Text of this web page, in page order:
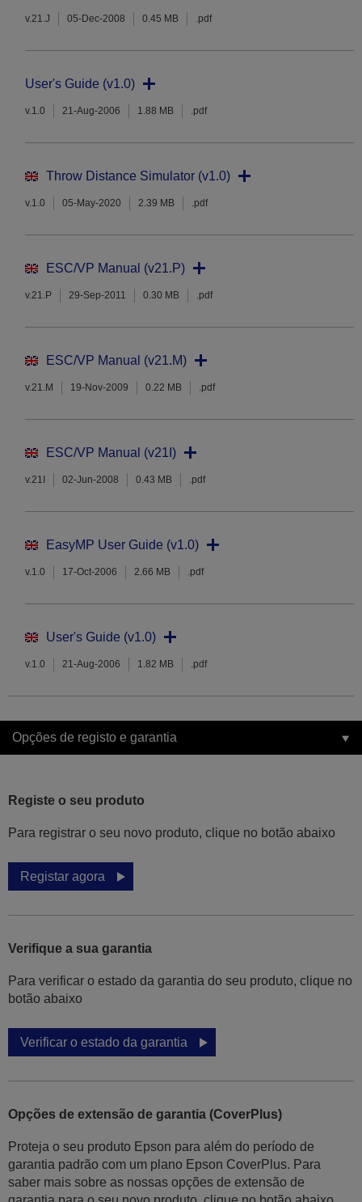
v.21.J 05-Dec-2008 0.45 MB .pdf
User's Guide (v1.0)
v.1.0 21-Aug-2006 1.88 MB .pdf
Throw Distance Simulator (v1.0)
v.1.0 05-May-2020 2.39 MB .pdf
ESC/VP Manual (v21.P)
v.21.P 29-Sep-2011 0.30 MB .pdf
ESC/VP Manual (v21.M)
v.21.M 19-Nov-2009 0.22 MB .pdf
ESC/VP Manual (v21I)
v.21I 02-Jun-2008 0.43 MB .pdf
EasyMP User Guide (v1.0)
v.1.0 17-Oct-2006 2.66 MB .pdf
User's Guide (v1.0)
v.1.0 21-Aug-2006 1.82 MB .pdf
Opções de registo e garantia
Registe o seu produto
Para registrar o seu novo produto, clique no botão abaixo
Registar agora
Verifique a sua garantia
Para verificar o estado da garantia do seu produto, clique no
botão abaixo
Verificar o estado da garantia
Opções de extensão de garantia (CoverPlus)
Proteja o seu produto Epson para além do período de
garantia padrão com um plano Epson CoverPlus. Para
saber mais sobre as nossas opções de extensão de